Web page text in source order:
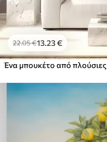
22.05€13 .23€